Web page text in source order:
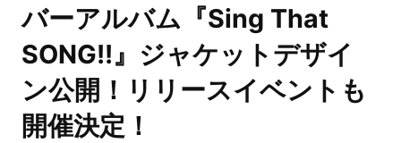
バーアルバム『Sing That
SONG!!』ジャケットデザイ
ン公開！リリースイベントも
開催決定！